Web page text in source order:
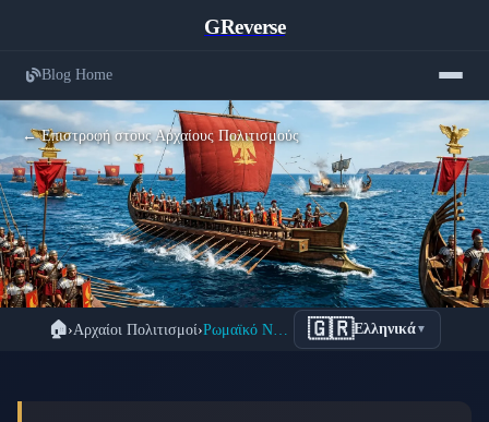
GReverse
Blog Home
← Επιστροφή στους Αρχαίους Πολιτισμούς
Ρωμαϊκό Ναυτικό: Πώς το Mare
Nostrum Έγινε η Δική τους Θάλασσα
🏠›Αρχαίοι Πολιτισμοί› 🇬🇷Ελληνικά▼